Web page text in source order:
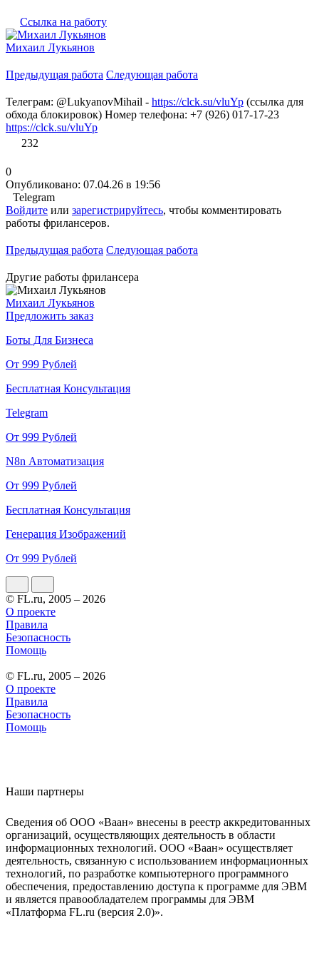
Ссылка на работу
Михаил Лукьянов
Предыдущая работа Следующая работа
Телеграм: @LukyanovMihail - https://clck.su/vluYp (ссылка для
обхода блокировок) Номер телефона: +7 (926) 017-17-23
https://clck.su/vluYp
232
0
Опубликовано: 07.04.26 в 19:56
Telegram
Войдите или зарегистрируйтесь, чтобы комментировать
работы фрилансеров.
Предыдущая работа Следующая работа
Другие работы фрилансера
Михаил Лукьянов
Предложить заказ
Боты Для Бизнеса
От 999 Рублей
Бесплатная Консультация
Telegram
От 999 Рублей
N8n Автоматизация
От 999 Рублей
Бесплатная Консультация
Генерация Изображений
От 999 Рублей
© FL.ru, 2005 – 2026
О проекте
Правила
Безопасность
Помощь
© FL.ru, 2005 – 2026
О проекте
Правила
Безопасность
Помощь
Наши партнеры
Сведения об ООО «Ваан» внесены в реестр аккредитованных
организаций, осуществляющих деятельность в области
информационных технологий. ООО «Ваан» осуществляет
деятельность, связанную с использованием информационных
технологий, по разработке компьютерного программного
обеспечения, предоставлению доступа к программе для ЭВМ
и является правообладателем программы для ЭВМ
«Платформа FL.ru (версия 2.0)».